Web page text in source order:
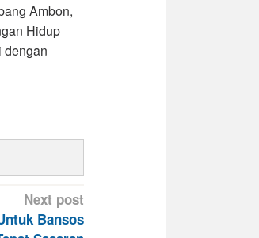
Ambon,
Hidup
dengan
Next post
Bansos